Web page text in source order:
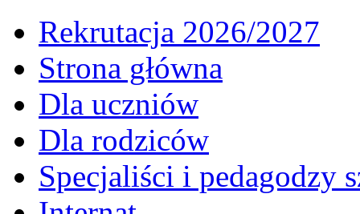
Rekrutacja 2026/2027
Strona główna
Dla uczniów
Dla rodziców
Specjaliści i pedagodzy